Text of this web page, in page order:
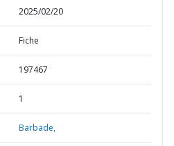
2025/02/20
Fiche
197467
1
Barbade,